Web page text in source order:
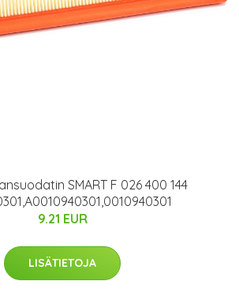
SMART F 026 400 144
9.21 EUR
LISÄTIETOJA